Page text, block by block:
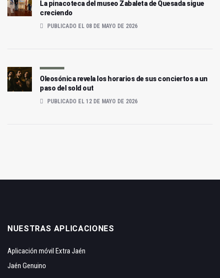
La pinacoteca del museo Zabaleta de Quesada sigue
creciendo
PUBLICADO EL 08 DE MAYO DE 2026
Oleosónica revela los horarios de sus conciertos a un
paso del sold out
PUBLICADO EL 12 DE MAYO DE 2026
NUESTRAS APLICACIONES
Aplicación móvil Extra Jaén
Jaén Genuino